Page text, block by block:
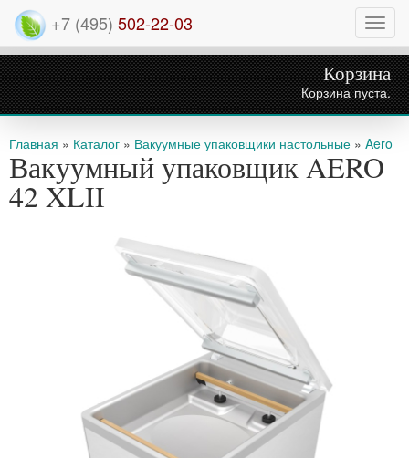
+7 (495) 502-22-03
Корзина
Корзина пуста.
Вы здесь
Главная » Каталог » Вакуумные упаковщики настольные » Aero
Вакуумный упаковщик AERO
42 XLII